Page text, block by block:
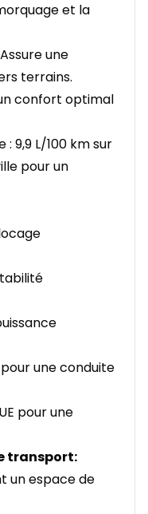
et la
une
terrains.
confort optimal
9,9 L/100 km sur
pour un
une conduite
pour une
transport:
un espace de